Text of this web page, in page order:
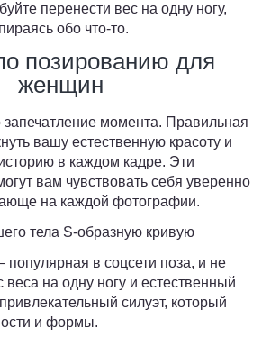
перенести вес на одну ногу,
обо что-то.
позированию для
женщин
момента. Правильная
вашу естественную красоту и
в каждом кадре. Эти
вам чувствовать себя уверенно
на каждой фотографии.
тела S-образную кривую
в соцсети поза, и не
веса на одну ногу и естественный
силуэт, который
и формы.